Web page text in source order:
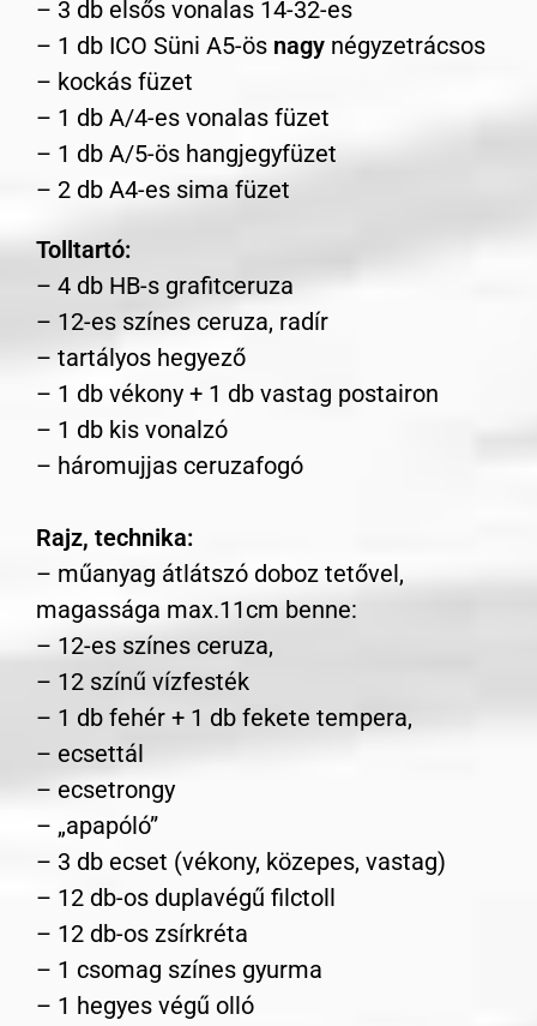
– 3 db elsős vonalas 14-32-es
– 1 db ICO Süni A5-ös nagy négyzetrácsos
– kockás füzet
– 1 db A/4-es vonalas füzet
– 1 db A/5-ös hangjegyfüzet
– 2 db A4-es sima füzet
Tolltartó:
– 4 db HB-s grafitceruza
– 12-es színes ceruza, radír
– tartályos hegyező
– 1 db vékony + 1 db vastag postairon
– 1 db kis vonalzó
– háromujjas ceruzafogó
Rajz, technika:
– műanyag átlátszó doboz tetővel,
magassága max.11cm benne:
– 12-es színes ceruza,
– 12 színű vízfesték
– 1 db fehér + 1 db fekete tempera,
– ecsettál
– ecsetrongy
– „apapóló”
– 3 db ecset (vékony, közepes, vastag)
– 12 db-os duplavégű filctoll
– 12 db-os zsírkréta
– 1 csomag színes gyurma
– 1 hegyes végű olló